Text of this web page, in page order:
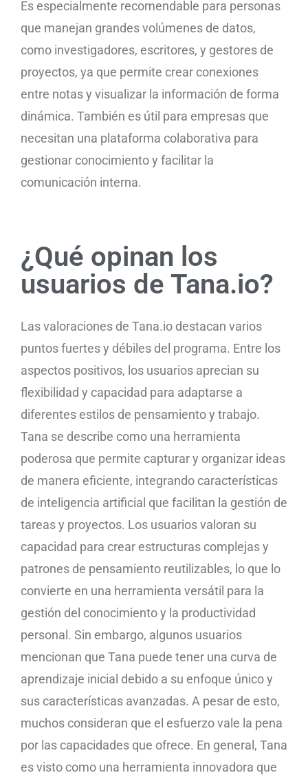
Es especialmente recomendable para personas
que manejan grandes volúmenes de datos,
como investigadores, escritores, y gestores de
proyectos, ya que permite crear conexiones
entre notas y visualizar la información de forma
dinámica. También es útil para empresas que
necesitan una plataforma colaborativa para
gestionar conocimiento y facilitar la
comunicación interna.
¿Qué opinan los
usuarios de Tana.io?
Las valoraciones de Tana.io destacan varios
puntos fuertes y débiles del programa. Entre los
aspectos positivos, los usuarios aprecian su
flexibilidad y capacidad para adaptarse a
diferentes estilos de pensamiento y trabajo.
Tana se describe como una herramienta
poderosa que permite capturar y organizar ideas
de manera eficiente, integrando características
de inteligencia artificial que facilitan la gestión de
tareas y proyectos. Los usuarios valoran su
capacidad para crear estructuras complejas y
patrones de pensamiento reutilizables, lo que lo
convierte en una herramienta versátil para la
gestión del conocimiento y la productividad
personal. Sin embargo, algunos usuarios
mencionan que Tana puede tener una curva de
aprendizaje inicial debido a su enfoque único y
sus características avanzadas. A pesar de esto,
muchos consideran que el esfuerzo vale la pena
por las capacidades que ofrece. En general, Tana
es visto como una herramienta innovadora que